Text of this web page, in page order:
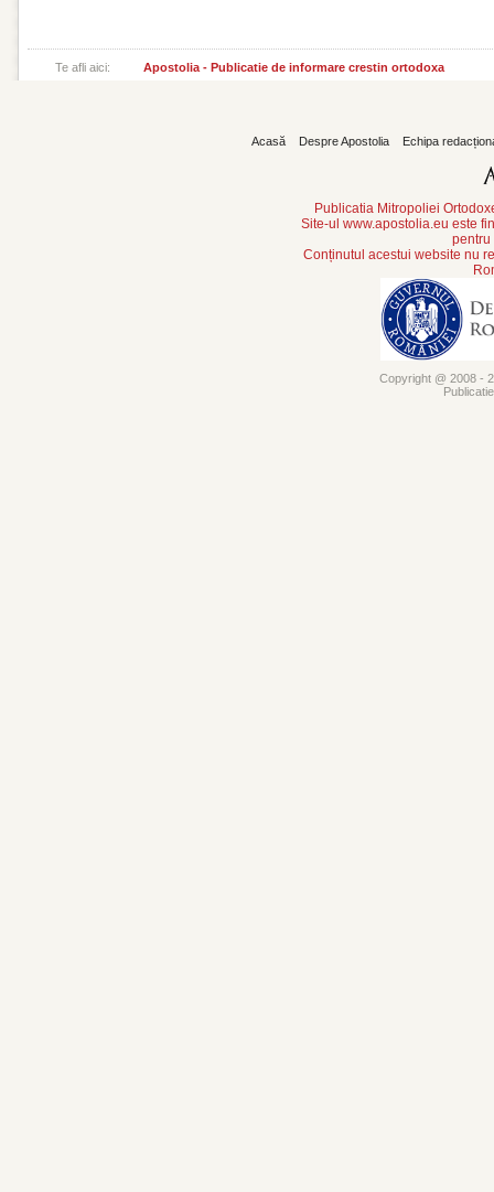
Te afli aici: Apostolia - Publicatie de informare crestin ortodoxa
Acasă Despre Apostolia Echipa
Publicatia Mitropoliei
Site-ul www.apostolia.eu este
pentru
Conținutul acestui website nu
Copyright @ 2008 -